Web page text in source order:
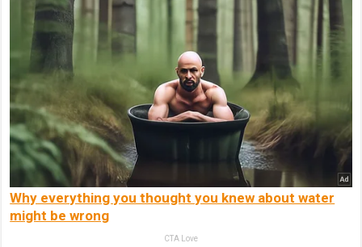
Why everything you thought you knew about water
might be wrong
CTA Love